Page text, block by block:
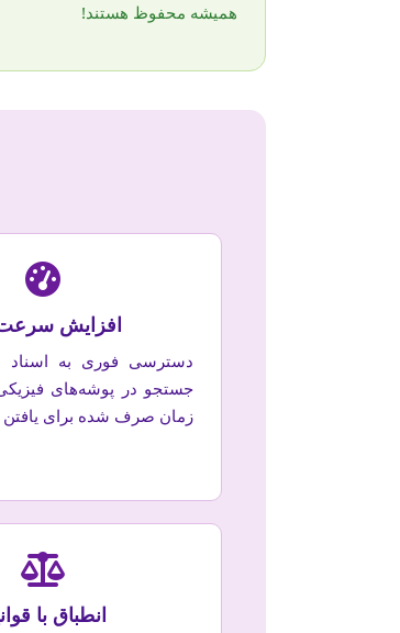
همیشه محفوظ هستند!
افزایش سرعت
دسترسی فوری به اسناد
زمان صرف شده برای یافتن
انطباق با